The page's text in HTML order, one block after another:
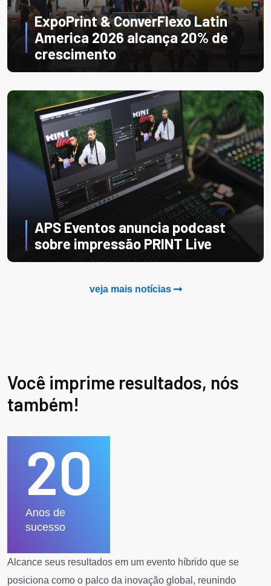
ExpoPrint & ConverFlexo Latin
America 2026 alcança 20% de
crescimento
APS Eventos anuncia podcast
sobre impressão PRINT Live
veja mais notícias
Você imprime resultados, nós
também!
20
Anos de
sucesso
Alcance seus resultados em um evento híbrido que se
posiciona como o palco da inovação global, reunindo